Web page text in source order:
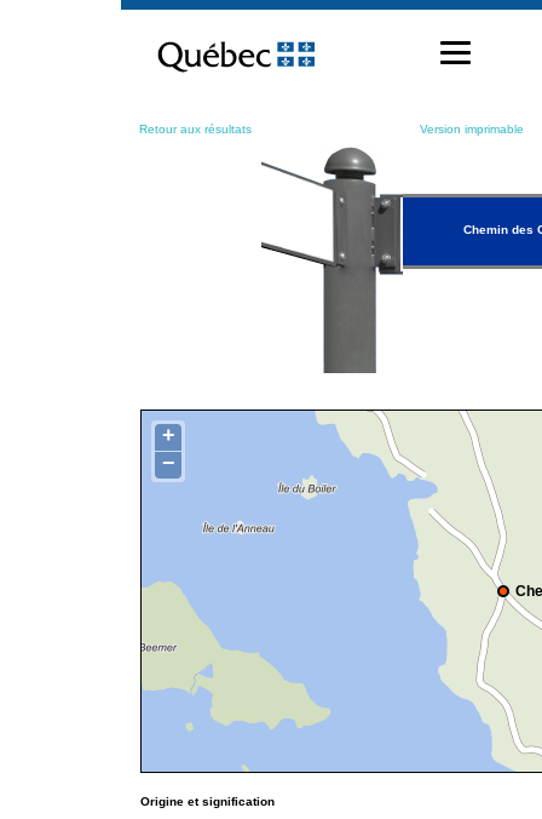
contenu
Retour aux résultats Version imprimable
Chemin des
+
−
Origine et signification